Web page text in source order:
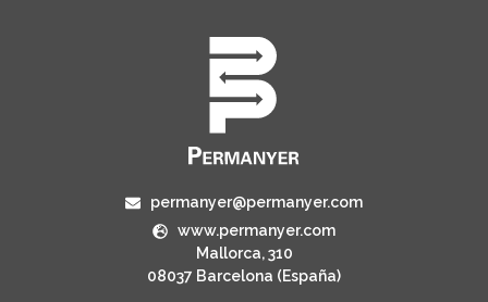
permanyer@permanyer.com
www.permanyer.com
Mallorca, 310
08037 Barcelona (España)